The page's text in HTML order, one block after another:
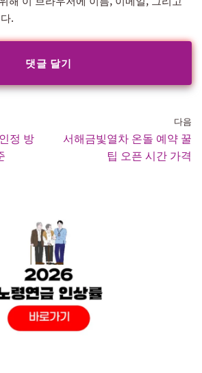
.
정 방
다음
서해금빛열차 온돌 예약 꿀
팁 오픈 시간 가격